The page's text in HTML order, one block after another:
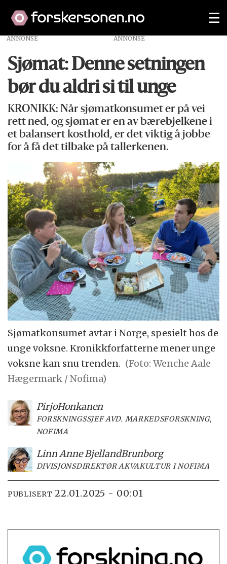
ANNONSE
Sjømat: Denne setningen
bør du aldri si til unge
KRONIKK: Når sjømatkonsumet er på vei
rett ned, og sjømat er en av bærebjelkene i
et balansert kosthold, er det viktig å jobbe
for å få det tilbake på tallerkenen.
Sjømatkonsumet avtar i Norge, spesielt hos de
unge voksne. Kronikkforfatterne mener unge
voksne kan snu trenden. (Foto: Wenche Aale
Hægermark / Nofima)
PirjoHonkanen
FORSKNINGSSJEF AVD. MARKEDSFORSKNING,
NOFIMA
Linn Anne BjellandBrunborg
DIVISJONSDIREKTØR AKVAKULTUR I NOFIMA
PUBLISERT 22.01.2025 - 00:01